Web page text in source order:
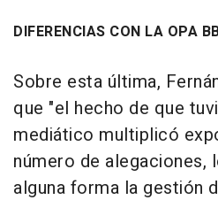
DIFERENCIAS CON LA OPA
Sobre esta última,
que "el hecho de que
mediático multiplicó
número de
alguna forma la gestión